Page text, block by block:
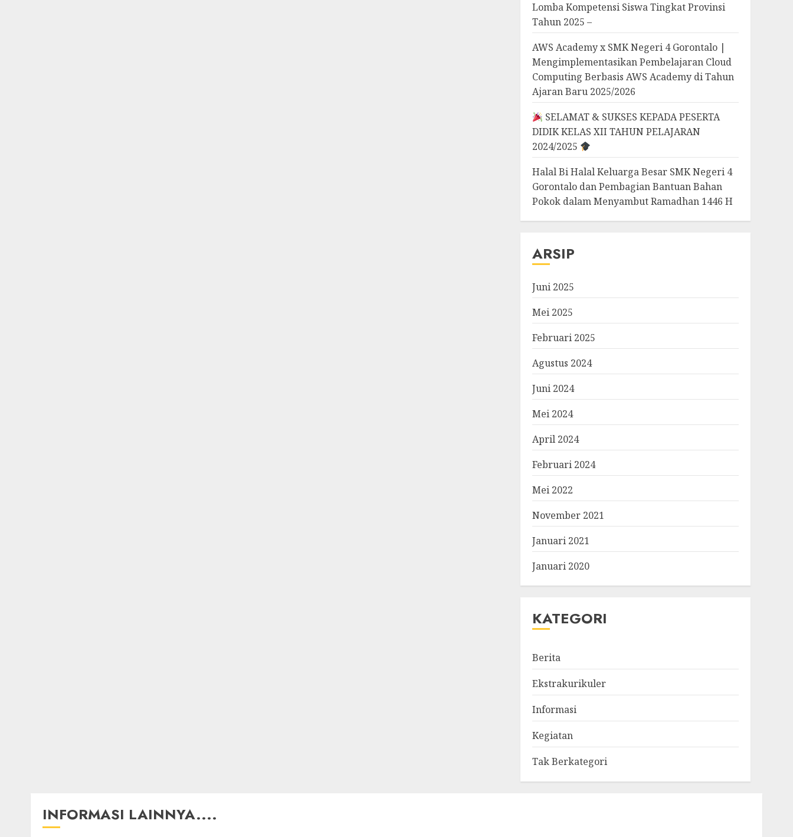
Lomba Kompetensi Siswa Tingkat Provinsi
Tahun 2025 –
AWS Academy x SMK Negeri 4 Gorontalo |
Mengimplementasikan Pembelajaran Cloud
Computing Berbasis AWS Academy di Tahun
Ajaran Baru 2025/2026
SELAMAT & SUKSES KEPADA PESERTA
DIDIK KELAS XII TAHUN PELAJARAN
2024/2025
Halal Bi Halal Keluarga Besar SMK Negeri 4
Gorontalo dan Pembagian Bantuan Bahan
Pokok dalam Menyambut Ramadhan 1446 H
ARSIP
Juni 2025
Mei 2025
Februari 2025
Agustus 2024
Juni 2024
Mei 2024
April 2024
Februari 2024
Mei 2022
November 2021
Januari 2021
Januari 2020
KATEGORI
Berita
Ekstrakurikuler
Informasi
Kegiatan
Tak Berkategori
INFORMASI LAINNYA....